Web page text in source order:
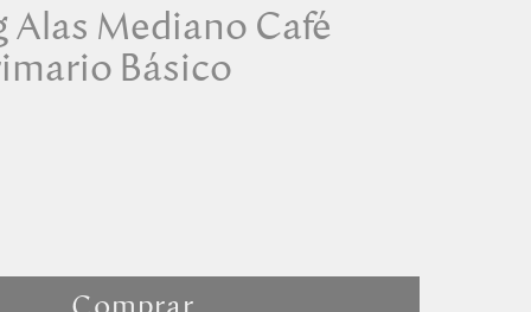
Alas Mediano Café
Básico